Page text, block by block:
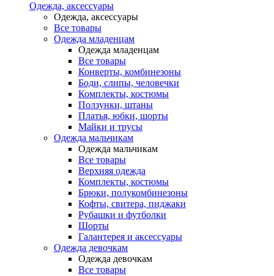
Одежда, аксессуары
Одежда, аксессуары
Все товары
Одежда младенцам
Одежда младенцам
Все товары
Конверты, комбинезоны
Боди, слипы, человечки
Комплекты, костюмы
Ползунки, штаны
Платья, юбки, шорты
Майки и трусы
Одежда мальчикам
Одежда мальчикам
Все товары
Верхняя одежда
Комплекты, костюмы
Брюки, полукомбинезоны
Кофты, свитера, пиджаки
Рубашки и футболки
Шорты
Галантерея и аксессуары
Одежда девочкам
Одежда девочкам
Все товары